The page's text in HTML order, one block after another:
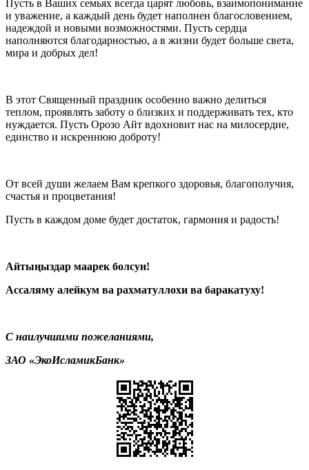
Пусть в Ваших семьях всегда царят любовь, взаимопонимание
и уважение, а каждый день будет наполнен благословением,
надеждой и новыми возможностями. Пусть сердца
наполняются благодарностью, а в жизни будет больше света,
мира и добрых дел!
В этот Священный праздник особенно важно делиться
теплом, проявлять заботу о близких и поддерживать тех, кто
нуждается. Пусть Орозо Айт вдохновит нас на милосердие,
единство и искреннюю доброту!
От всей души желаем Вам крепкого здоровья, благополучия,
счастья и процветания!
Пусть в каждом доме будет достаток, гармония и радость!
Айтыңыздар маарек болсун!
Ассаляму алейкум ва рахматуллохи ва баракатуху!
С наилучшими пожеланиями,
ЗАО «ЭкоИсламикБанк»